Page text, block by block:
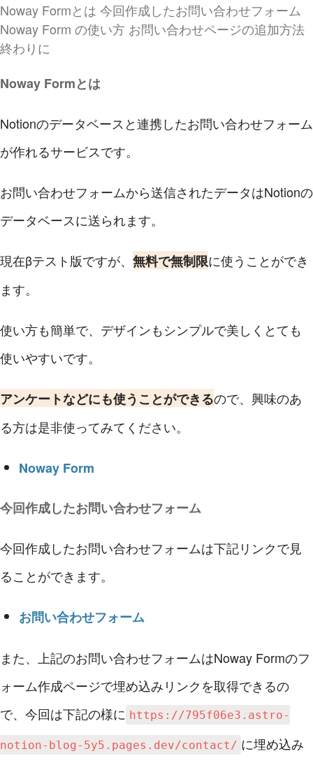
Noway Formとは 今回作成したお問い合わせフォーム
Noway Form の使い方 お問い合わせページの追加方法
終わりに
Noway Formとは
Notionのデータベースと連携したお問い合わせフォーム
が作れるサービスです。
お問い合わせフォームから送信されたデータはNotionの
データベースに送られます。
現在βテスト版ですが、 無料で無制限に使うことができ
ます。
使い方も簡単で、デザインもシンプルで美しくとても
使いやすいです。
アンケートなどにも使うことができるので、興味のあ
る方は是非使ってみてください。
Noway Form
今回作成したお問い合わせフォーム
今回作成したお問い合わせフォームは下記リンクで見
ることができます。
お問い合わせフォーム
また、上記のお問い合わせフォームはNoway Formのフ
ォーム作成ページで埋め込みリンクを取得できるの
で、今回は下記の様に https://795f06e3.astro-
notion-blog-5y5.pages.dev/contact/ に埋め込み